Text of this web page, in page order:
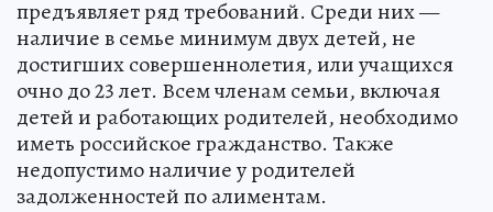
предъявляет ряд требований. Среди них —
наличие в семье минимум двух детей, не
достигших совершеннолетия, или учащихся
очно до 23 лет. Всем членам семьи, включая
детей и работающих родителей, необходимо
иметь российское гражданство. Также
недопустимо наличие у родителей
задолженностей по алиментам.